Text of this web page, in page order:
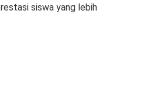
siswa yang lebih